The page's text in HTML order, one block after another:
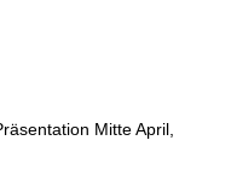
Mitte April,